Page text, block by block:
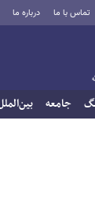
تماس با ما درباره ما
جامعه